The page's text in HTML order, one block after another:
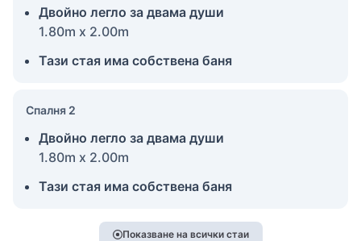
Двойно легло за двама души
1.80m x 2.00m
Тази стая има собствена баня
Спалня 2
Двойно легло за двама души
1.80m x 2.00m
Тази стая има собствена баня
Показване на всички стаи